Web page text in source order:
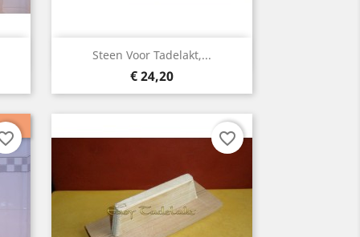
Steen Voor Tadelakt,...
Prijs
€ 24,20
Snelle weergave
favorite_border